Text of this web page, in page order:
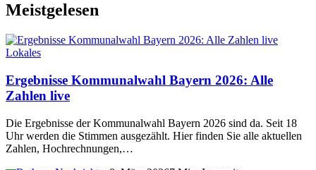
Meistgelesen
Lokales
Ergebnisse Kommunalwahl Bayern 2026: Alle
Zahlen live
Die Ergebnisse der Kommunalwahl Bayern 2026 sind da. Seit 18
Uhr werden die Stimmen ausgezählt. Hier finden Sie alle aktuellen
Zahlen, Hochrechnungen,…